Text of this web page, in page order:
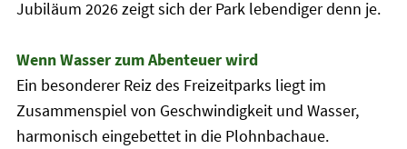
Jubiläum 2026 zeigt sich der Park lebendiger denn je.
Wenn Wasser zum Abenteuer wird
Ein besonderer Reiz des Freizeitparks liegt im
Zusammenspiel von Geschwindigkeit und Wasser,
harmonisch eingebettet in die Plohnbachaue.